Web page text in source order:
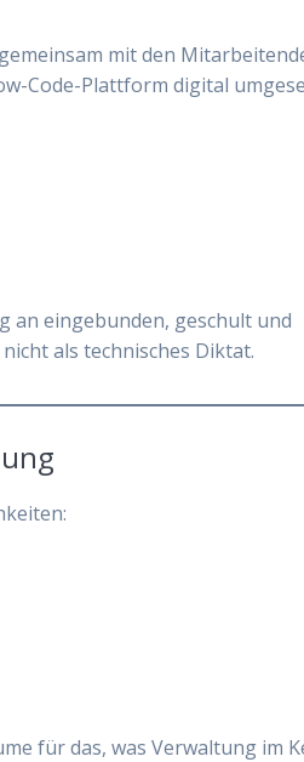
mit den
Code-Plattform digital
an eingebunden, geschult und
als technisches Diktat.
für das, was Verwaltung im